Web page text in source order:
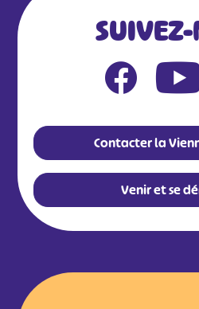
Contacter la
Venir et se